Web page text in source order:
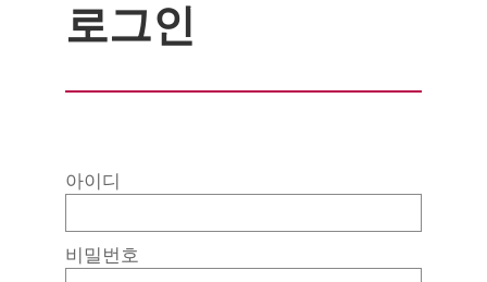
로그인
아이디
비밀번호